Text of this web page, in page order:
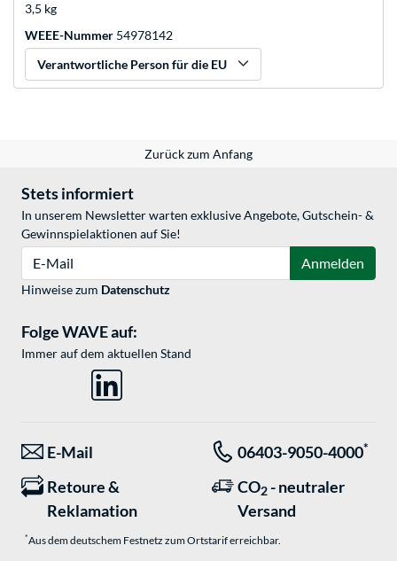
3,5 kg
WEEE-Nummer 54978142
Verantwortliche Person für die EU
Zurück zum Anfang
Stets informiert
In unserem Newsletter warten exklusive Angebote, Gutschein- &
Gewinnspielaktionen auf Sie!
Anmelden
Hinweise zum Datenschutz
Folge WAVE auf:
Immer auf dem aktuellen Stand
E-Mail 06403-9050-4000*
Retoure &
Reklamation
CO2 - neutraler
Versand
*Aus dem deutschem Festnetz zum Ortstarif erreichbar.